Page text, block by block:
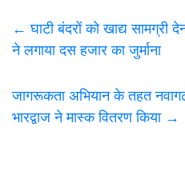
← घाटी बंदरों को खाद्य सामग्री
ने लगाया दस हजार का जुर्माना
जागरूकता अभियान के तहत नवागढ
भारद्वाज ने मास्क वितरण किया →